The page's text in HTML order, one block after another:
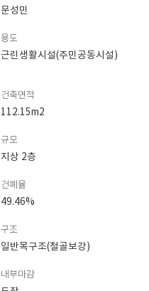
문성민
용도
근린생활시설(주민공동시설)
건축면적
112.15m2
규모
지상 2층
건폐율
49.46%
구조
일반목구조(철골보강)
내부마감